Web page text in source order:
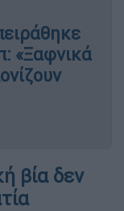
«Ξαφνικά
βία δεν